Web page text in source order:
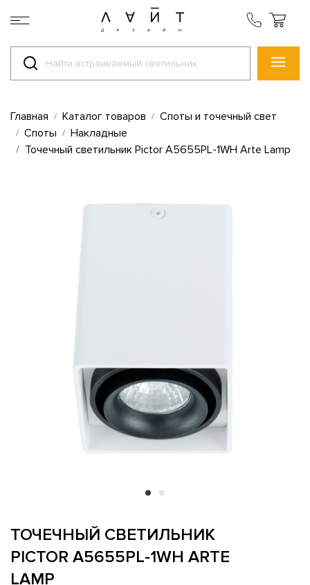
Главная Каталог товаров
Споты и точечный свет
Споты
Накладные
Точечный светильник Pictor A5655PL-1WH Arte Lamp
ТОЧЕЧНЫЙ СВЕТИЛЬНИК
PICTOR A5655PL-1WH ARTE
LAMP